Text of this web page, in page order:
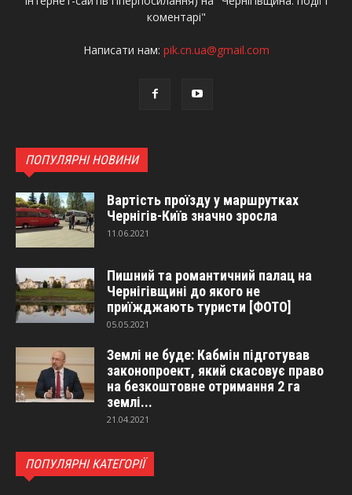
коментарі"
Написати нам: pik.cn.ua@gmail.com
ПОПУЛЯРНІ НОВИНИ
Вартість проїзду у маршрутках
Чернігів-Київ значно зросла
11.06.2021
Пишний та романтичний палац на
Чернігівщині до якого не
приїжджають туристи [ФОТО]
05.05.2021
Землі не буде: Кабмін підготував
законопроект, який скасовує право
на безкоштовне отримання 2 га
землі...
21.04.2021
ПОПУЛЯРНІ КАТЕГОРІЇ